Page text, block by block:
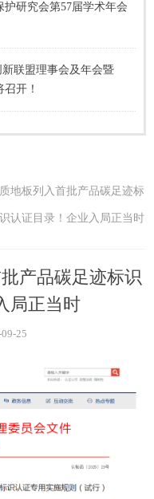
产品碳足迹标识
局正当时
地板列入首批产品碳足迹标
识认证目录！企业入局正当时
25
研究会第57届学术年会
联盟理事会及年会暨
开！